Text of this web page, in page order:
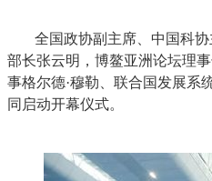
全国政协副主席、中国科
部长张云明，博鳌亚洲论坛理
事格尔德·穆勒、联合国发展系
同启动开幕仪式。